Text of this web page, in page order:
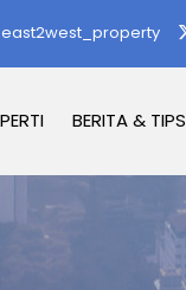
east2west_property
BERITA & TIPS